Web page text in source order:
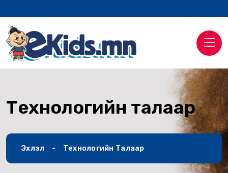
Технологийн талаар
Эхлэл Технологийн Талаар